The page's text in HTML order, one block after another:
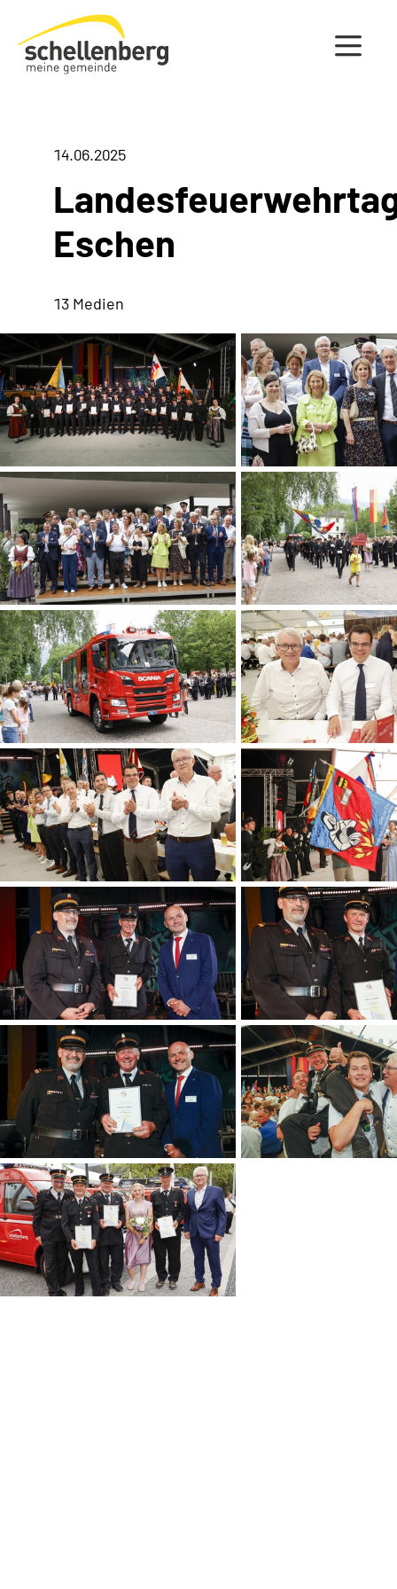
Gemeinde Schellenberg Startseite
14.06.2025
Eschen
13 Medien